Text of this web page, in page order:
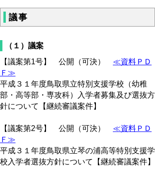
議事
（１）議案
【議案第1号】 公開（可決） ≪資料ＰＤ
Ｆ≫
平成３１年度鳥取県立特別支援学校（幼稚
部・高等部・専攻科）入学者募集及び選抜方
針について【継続審議案件】
【議案第2号】 公開（可決） ≪資料ＰＤ
Ｆ≫
平成３１年度鳥取県立琴の浦高等特別支援学
校入学者選抜方針について【継続審議案件】